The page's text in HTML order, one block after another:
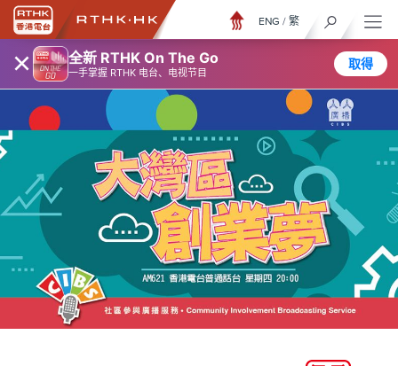
× 全新 RTHK On The Go
一手掌握 RTHK 电台、电视节目
取得
ENG / 繁